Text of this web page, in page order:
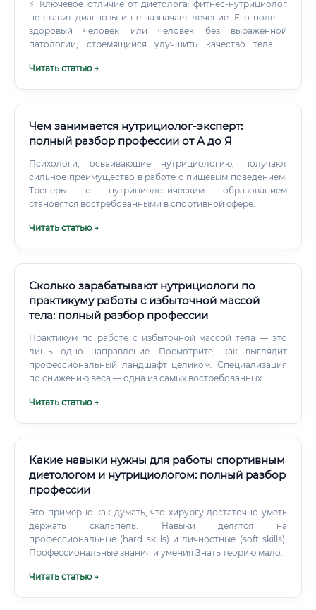
⚡ Ключевое отличие от диетолога: фитнес-нутрициолог
не ставит диагнозы и не назначает лечение. Его поле —
здоровый человек или человек без выраженной
патологии, стремящийся улучшить качество тела и
Читать статью →
Чем занимается нутрициолог-эксперт:
полный разбор профессии от А до Я
Психологи, осваивающие нутрициологию, получают
сильное преимущество в работе с пищевым поведением.
Тренеры с нутрициологическим образованием
становятся востребованными в спортивной сфере.
Читать статью →
Сколько зарабатывают нутрициологи по
практикуму работы с избыточной массой
тела: полный разбор профессии
Практикум по работе с избыточной массой тела — это
лишь одно направление. Посмотрите, как выглядит
профессиональный ландшафт целиком. Специализация
по снижению веса — одна из самых востребованных.
Читать статью →
Какие навыки нужны для работы спортивным
диетологом и нутрициологом: полный разбор
профессии
Это примерно как думать, что хирургу достаточно уметь
держать скальпель. Навыки делятся на
профессиональные (hard skills) и личностные (soft skills).
Профессиональные знания и умения Знать теорию мало.
Читать статью →